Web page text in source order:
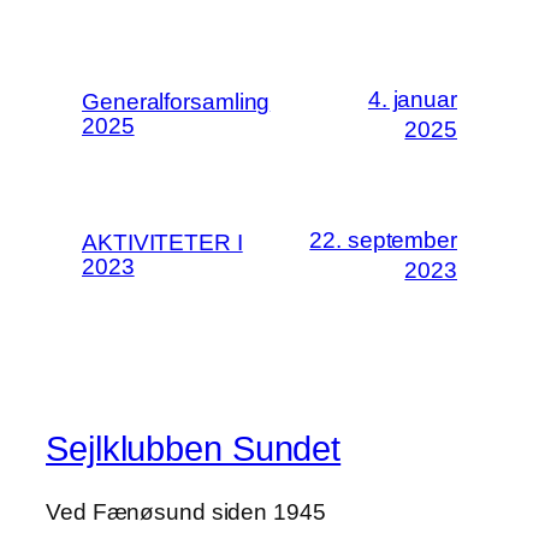
Generalforsamling
2025
4. januar
2025
AKTIVITETER I
2023
22. september
2023
Sejlklubben Sundet
Ved Fænøsund siden 1945